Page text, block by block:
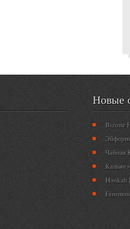
Новые
Bizone
Чайная
Кальян
Hookah
Nebo
Myata